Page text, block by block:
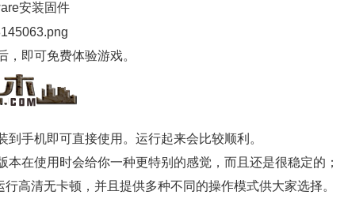
安装固件
，即可免费体验游戏。
到手机即可直接使用。运行起来会比较顺利。
本在使用时会给你一种更特别的感觉，而且还是很稳定的；
高清无卡顿，并且提供多种不同的操作模式供大家选择。